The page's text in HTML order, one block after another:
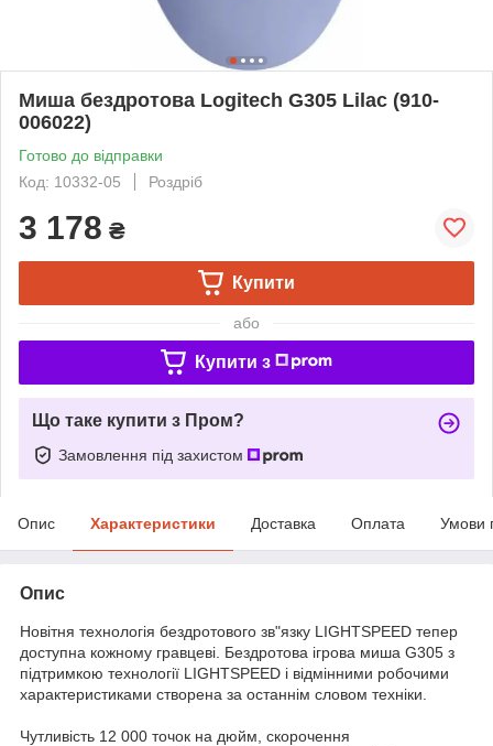
Миша бездротова Logitech G305 Lilac (910-
006022)
Готово до відправки
Код: 10332-05
Роздріб
3 178 ₴
Купити
або
Купити з
Що таке купити з Пром?
Замовлення під захистом
Опис Характеристики Доставка Оплата Умови
Опис
Новітня технологія бездротового зв"язку LIGHTSPEED тепер
доступна кожному гравцеві. Бездротова ігрова миша G305 з
підтримкою технології LIGHTSPEED і відмінними робочими
характеристиками створена за останнім словом техніки.
Чутливість 12 000 точок на дюйм, скорочення